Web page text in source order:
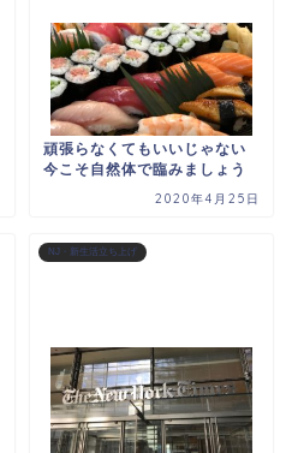
頑張らなくてもいいじゃない
今こそ自然体で臨みましょう
2020年4月25日
NJ・新生活立ち上げ